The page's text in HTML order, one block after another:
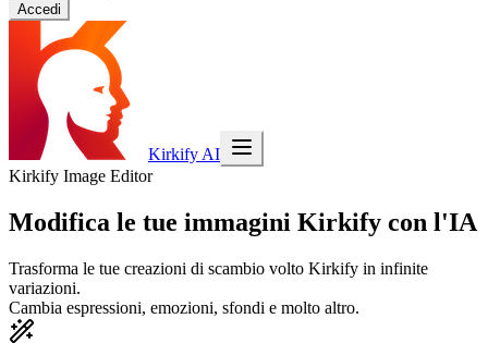
Accedi
Kirkify AI
Kirkify Image Editor
Modifica le tue immagini Kirkify con l'IA
Trasforma le tue creazioni di scambio volto Kirkify in infinite
variazioni.
Cambia espressioni, emozioni, sfondi e molto altro.